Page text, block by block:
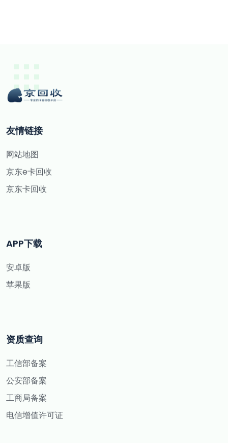
友情链接
网站地图
京东e卡回收
京东卡回收
APP下载
安卓版
苹果版
资质查询
工信部备案
公安部备案
工商局备案
电信增值许可证